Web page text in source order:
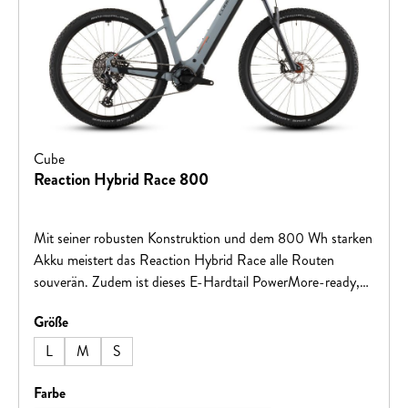
Cube
Reaction Hybrid Race 800
Mit seiner robusten Konstruktion und dem 800 Wh starken
Akku meistert das Reaction Hybrid Race alle Routen
souverän. Zudem ist dieses E-Hardtail PowerMore-ready,
mehr Reichweite mitfahren. Sein Bosch CX Motor mit
Smart System ist für tatkräftige Unterstützung im Vorwärts
zuständig, dabei hat die 12-fach Sram Transmission 90 für
jede Situation unterwegs den richtigen Gang parat. Für
Größeauswählen
L
M
S
Farbeauswählen